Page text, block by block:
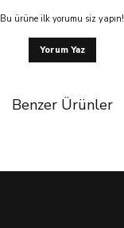
Bu ürüne ilk yorumu siz yapın!
Yorum Yaz
Benzer Ürünler